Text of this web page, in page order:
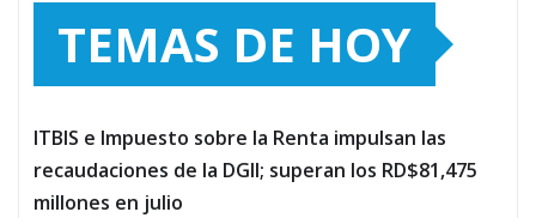
TEMAS DE HOY
ITBIS e Impuesto sobre la Renta impulsan las
recaudaciones de la DGII; superan los RD$81,475
millones en julio